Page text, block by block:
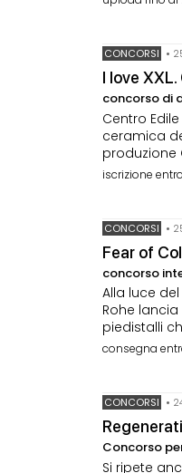
CONCORSI •
I love
concorso di
Centro
ceramica
produzione
iscrizione
CONCORSI •
Fear of
concorso
Alla luce
Rohe
piedistalli
consegna
CONCORSI •
Concorso
Si ripete